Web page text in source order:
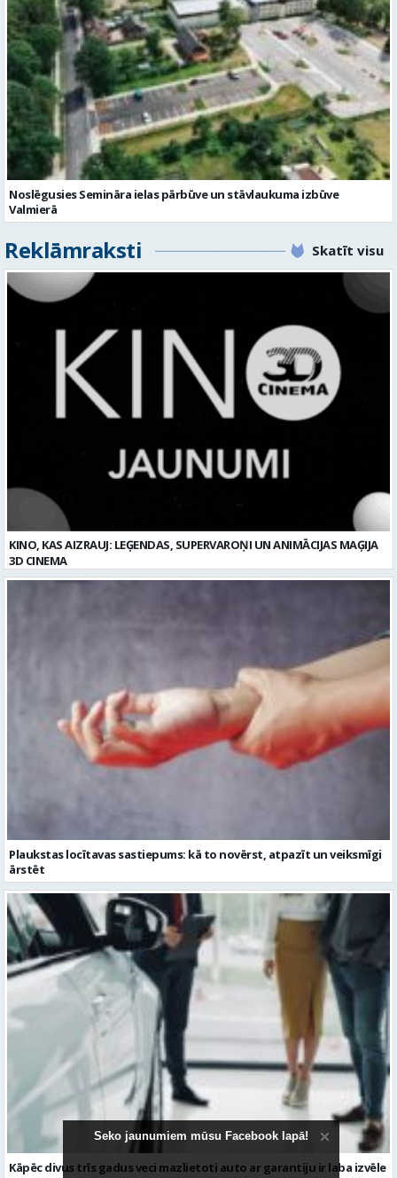
Noslēgusies Semināra ielas pārbūve un stāvlaukuma izbūve
Valmierā
Reklāmraksti Skatīt visu
KINO, KAS AIZRAUJ: LEĢENDAS, SUPERVAROŅI UN ANIMĀCIJAS MAĢIJA
3D CINEMA
Plaukstas locītavas sastiepums: kā to novērst, atpazīt un veiksmīgi
ārstēt
Kāpēc divus trīs gadus veci mazlietoti auto ar garantiju ir laba izvēle
Seko jaunumiem mūsu Facebook lapā!